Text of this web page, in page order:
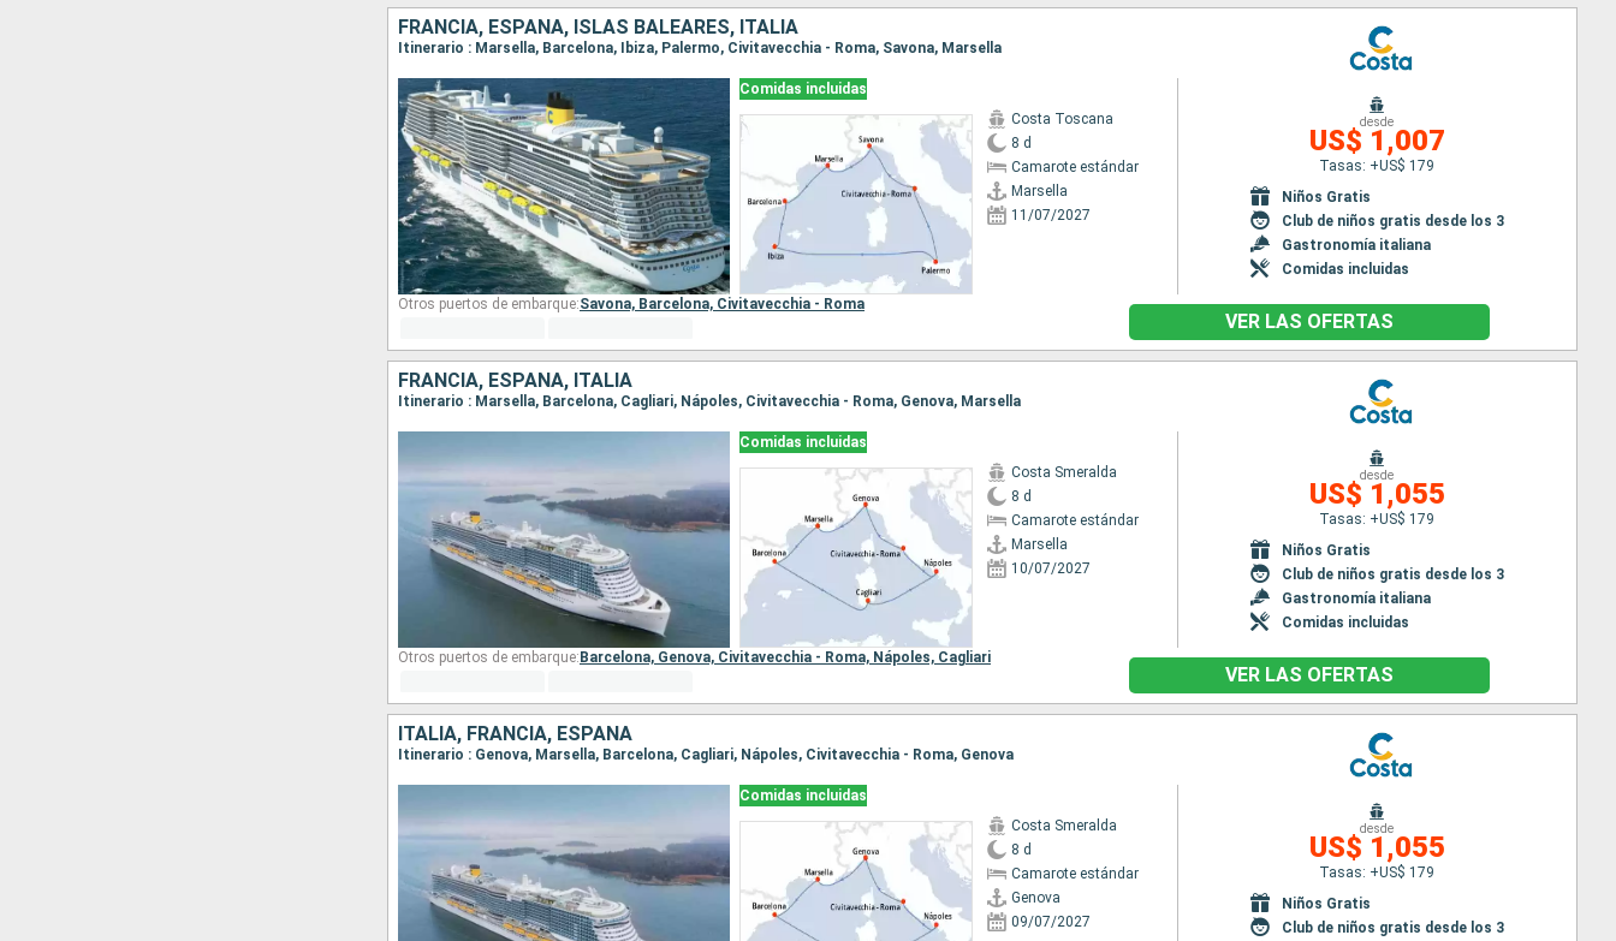
FRANCIA, ESPAÑA, ISLAS BALEARES, ITALIA
Itinerario : Marsella, Barcelona, Ibiza, Palermo, Civitavecchia - Roma, Savona, Marsella
Comidas incluidas
Costa Toscana
8 d
Camarote estándar
Marsella
11/07/2027
desde
US$ 1,007
Tasas: +US$ 179
Niños Gratis
Club de niños gratis desde los 3
Gastronomía italiana
Comidas incluidas
Otros puertos de embarque:Savona, Barcelona, Civitavecchia - Roma
VER LAS OFERTAS
FRANCIA, ESPAÑA, ITALIA
Itinerario : Marsella, Barcelona, Cagliari, Nápoles, Civitavecchia - Roma, Genova, Marsella
Comidas incluidas
Costa Smeralda
8 d
Camarote estándar
Marsella
10/07/2027
desde
US$ 1,055
Tasas: +US$ 179
Niños Gratis
Club de niños gratis desde los 3
Gastronomía italiana
Comidas incluidas
Otros puertos de embarque: Barcelona, Genova, Civitavecchia - Roma, Nápoles, Cagliari
VER LAS OFERTAS
ITALIA, FRANCIA, ESPAÑA
Itinerario : Genova, Marsella, Barcelona, Cagliari, Nápoles, Civitavecchia - Roma, Genova
Comidas incluidas
Costa Smeralda
8 d
Camarote estándar
Genova
09/07/2027
desde
US$ 1,055
Tasas: +US$ 179
Niños Gratis
Club de niños gratis desde los 3